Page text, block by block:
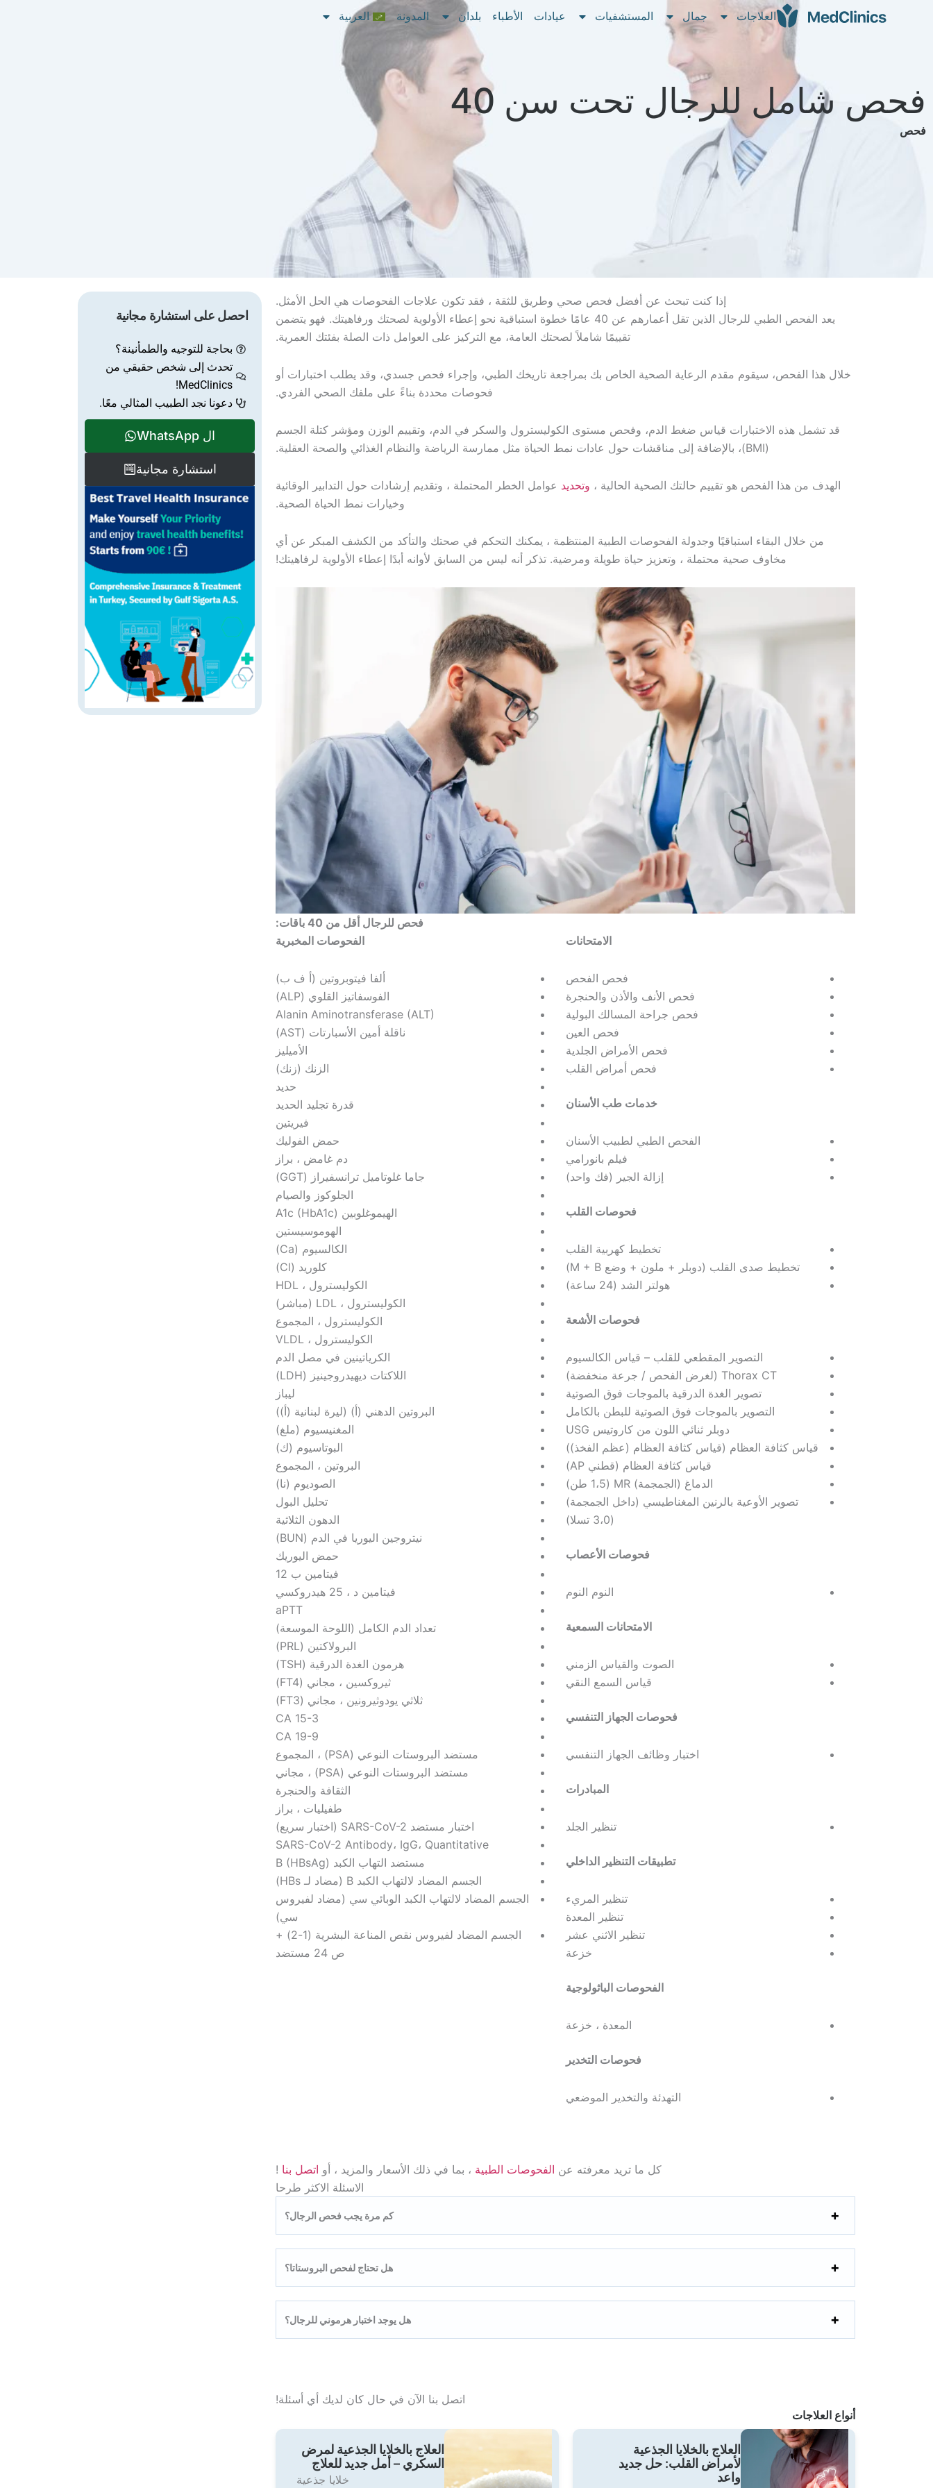
العلاجات جمال المستشفيات عيادات الأطباء بلدان المدونة العربية
فحص شامل للرجال تحت سن 40
فحص
إذا كنت تبحث عن أفضل فحص صحي وطريق للثقة ، فقد تكون علاجات الفحوصات هي الحل الأمثل.
يعد الفحص الطبي للرجال الذين تقل أعمارهم عن 40 عامًا خطوة استباقية نحو إعطاء الأولوية لصحتك ورفاهيتك. فهو يتضمن
تقييمًا شاملاً لصحتك العامة، مع التركيز على العوامل ذات الصلة بفئتك العمرية.
خلال هذا الفحص، سيقوم مقدم الرعاية الصحية الخاص بك بمراجعة تاريخك الطبي، وإجراء فحص جسدي، وقد يطلب اختبارات أو
فحوصات محددة بناءً على ملفك الصحي الفردي.
قد تشمل هذه الاختبارات قياس ضغط الدم، وفحص مستوى الكوليسترول والسكر في الدم، وتقييم الوزن ومؤشر كتلة الجسم
(BMI)، بالإضافة إلى مناقشات حول عادات نمط الحياة مثل ممارسة الرياضة والنظام الغذائي والصحة العقلية.
الهدف من هذا الفحص هو تقييم حالتك الصحية الحالية ، وتحديد عوامل الخطر المحتملة ، وتقديم إرشادات حول التدابير الوقائية
وخيارات نمط الحياة الصحية.
من خلال البقاء استباقيًا وجدولة الفحوصات الطبية المنتظمة ، يمكنك التحكم في صحتك والتأكد من الكشف المبكر عن أي
مخاوف صحية محتملة ، وتعزيز حياة طويلة ومرضية. تذكر أنه ليس من السابق لأوانه أبدًا إعطاء الأولوية لرفاهيتك!
فحص للرجال أقل من 40 باقات:
الامتحانات
فحص الفحص
فحص الأنف والأذن والحنجرة
فحص جراحة المسالك البولية
فحص العين
فحص الأمراض الجلدية
فحص أمراض القلب
خدمات طب الأسنان
الفحص الطبي لطبيب الأسنان
فيلم بانورامي
إزالة الجير (فك واحد)
فحوصات القلب
تخطيط كهربية القلب
تخطيط صدى القلب (دوبلر + ملون + وضع M + B)
هولتر الشد (24 ساعة)
فحوصات الأشعة
التصوير المقطعي للقلب – قياس الكالسيوم
Thorax CT (لغرض الفحص / جرعة منخفضة)
تصوير الغدة الدرقية بالموجات فوق الصوتية
التصوير بالموجات فوق الصوتية للبطن بالكامل
دوبلر ثنائي اللون من كاروتيس USG
قياس كثافة العظام (قياس كثافة العظام (عظم الفخذ))
قياس كثافة العظام (قطني AP)
الدماغ (الجمجمة) MR (1،5 طن)
تصوير الأوعية بالرنين المغناطيسي (داخل الجمجمة)
(3،0 تسلا)
فحوصات الأعصاب
النوم النوم
الامتحانات السمعية
الصوت والقياس الزمني
قياس السمع النقي
فحوصات الجهاز التنفسي
اختبار وظائف الجهاز التنفسي
المبادرات
تنظير الجلد
تطبيقات التنظير الداخلي
تنظير المريء
تنظير المعدة
تنظير الاثني عشر
خزعة
الفحوصات الباثولوجية
المعدة ، خزعة
فحوصات التخدير
التهدئة والتخدير الموضعي
الفحوصات المخبرية
ألفا فيتوبروتين (أ ف ب)
الفوسفاتيز القلوي (ALP)
Alanin Aminotransferase (ALT)
ناقلة أمين الأسبارتات (AST)
الأميليز
الزنك (زنك)
حديد
قدرة تجليد الحديد
فيريتين
حمض الفوليك
دم غامض ، براز
جاما غلوتاميل ترانسفيراز (GGT)
الجلوكوز والصيام
الهيموغلوبين A1c (HbA1c)
الهوموسيستين
الكالسيوم (Ca)
كلوريد (Cl)
الكوليسترول ، HDL
الكوليسترول ، LDL (مباشر)
الكوليسترول ، المجموع
الكوليسترول ، VLDL
الكرياتينين في مصل الدم
اللاكتات ديهيدروجينيز (LDH)
ليباز
البروتين الدهني (أ) (ليرة لبنانية (أ))
المغنيسيوم (ملغ)
البوتاسيوم (ك)
البروتين ، المجموع
الصوديوم (نا)
تحليل البول
الدهون الثلاثية
نيتروجين اليوريا في الدم (BUN)
حمض اليوريك
فيتامين ب 12
فيتامين د ، 25 هيدروكسي
aPTT
تعداد الدم الكامل (اللوحة الموسعة)
البرولاكتين (PRL)
هرمون الغدة الدرقية (TSH)
ثيروكسين ، مجاني (FT4)
ثلاثي يودوثيرونين ، مجاني (FT3)
CA 15-3
CA 19-9
مستضد البروستات النوعي (PSA) ، المجموع
مستضد البروستات النوعي (PSA) ، مجاني
الثقافة والحنجرة
طفيليات ، براز
اختبار مستضد SARS-CoV-2 (اختبار سريع)
SARS-CoV-2 Antibody، IgG، Quantitative
مستضد التهاب الكبد B (HBsAg)
الجسم المضاد لالتهاب الكبد B (مضاد لـ HBs)
الجسم المضاد لالتهاب الكبد الوبائي سي (مضاد لفيروس
سي)
الجسم المضاد لفيروس نقص المناعة البشرية (1-2) +
ص 24 مستضد
كل ما تريد معرفته عن الفحوصات الطبية ، بما في ذلك الأسعار والمزيد ، أو اتصل بنا !
الاسئلة الاكثر طرحا
كم مرة يجب فحص الرجال؟
هل تحتاج لفحص البروستاتا؟
هل يوجد اختبار هرموني للرجال؟
اتصل بنا الآن في حال كان لديك أي أسئلة!
أنواع العلاجات
العلاج بالخلايا الجذعية
لأمراض القلب: حل جديد
واعد
العلاج بالخلايا الجذعية لمرض
السكري – أمل جديد للعلاج
خلايا جذعية
احصل على استشارة مجانية
بحاجة للتوجيه والطمأنينة؟
تحدث إلى شخص حقيقي من
MedClinics!
دعونا نجد الطبيب المثالي معًا.
ال WhatsApp
استشارة مجانية